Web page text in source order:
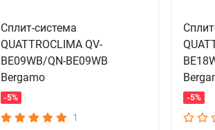
Сплит-система
QUATTROCLIMA QV-
BE09WB/QN-BE09WB
Bergamo
-5%
1
-5%